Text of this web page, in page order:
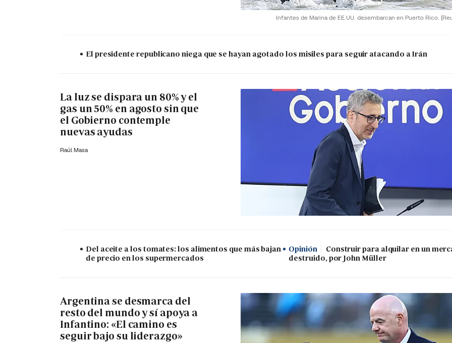
Infantes de Marina de EE.UU. desembarcan en Puerto Rico.
El presidente republicano niega que se hayan agotado los misiles para seguir atacando a Irán
La luz se dispara un 80% y el
gas un 50% en agosto sin que
el Gobierno contemple
nuevas ayudas
Raúl Masa
Del aceite a los tomates: los alimentos que más bajan
de precio en los supermercados
Opinión
Construir para alquilar en un
destruido, por John Müller
Argentina se desmarca del
resto del mundo y sí apoya a
Infantino: «El camino es
seguir bajo su liderazgo»